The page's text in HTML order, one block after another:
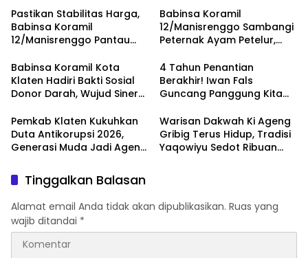
Pastikan Stabilitas Harga,
Babinsa Koramil
12/Manisrenggo Pantau
Klewer
Babinsa Koramil
12/Manisrenggo Sambangi
Peternak Ayam Petelur,
Dan Perekonomian Warga
Babinsa Koramil Kota
Klaten Hadiri Bakti Sosial
Donor Darah, Wujud Sinergi
Ketersediaan Stok Darah
4 Tahun Penantian
Berakhir! Iwan Fals
Guncang Panggung Kita
Ayolah Mulai
Pemkab Klaten Kukuhkan
Duta Antikorupsi 2026,
Generasi Muda Jadi Agen
Warisan Dakwah Ki Ageng
Gribig Terus Hidup, Tradisi
Yaqowiyu Sedot Ribuan
Tinggalkan Balasan
Alamat email Anda tidak akan dipublikasikan. Ruas yang
wajib ditandai *